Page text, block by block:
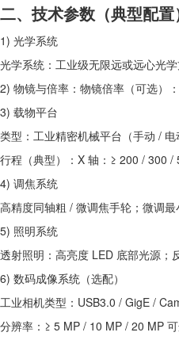
二、技术参数（典型配置
1) 光学系统
光学系统：工业级无限远或远心光
2) 物镜与倍率：物镜倍率（可选）
3) 载物平台
类型：工业精密机械平台（手动 / 电
行程（典型）：X 轴：≥ 200 / 300 /
4) 调焦系统
高精度同轴粗 / 微调焦手轮；微调
5) 照明系统
透射照明：高亮度 LED 底部光源；
6) 数码成像系统（选配）
工业相机类型：USB3.0 / GigE /
分辨率：≥ 5 MP / 10 MP / 20 MP